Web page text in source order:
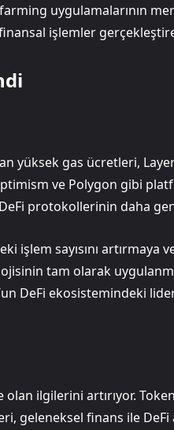
uygulamalarının
işlemler
yüksek gas ücretleri,
ve Polygon gibi
protokollerinin daha
işlem sayısını
tam olarak
DeFi ekosistemindeki
ilgilerini artırıyor.
finans ile DeFi